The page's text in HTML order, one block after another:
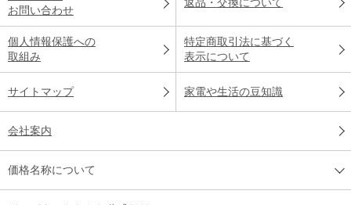
お問い合わせ
個人情報保護への
取組み
特定商取引法に基づく
表示について
サイトマップ 家電や生活の豆知識
会社案内
価格名称について